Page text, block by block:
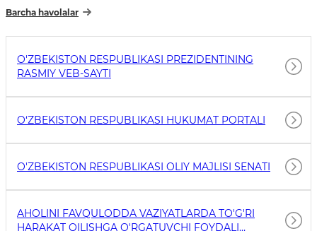
Barcha havolalar
O'ZBEKISTON RESPUBLIKASI PREZIDENTINING
RASMIY VEB-SAYTI
O‘ZBEKISTON RESPUBLIKASI HUKUMAT PORTALI
O'ZBEKISTON RESPUBLIKASI OLIY MAJLISI SENATI
AHOLINI FAVQULODDA VAZIYATLARDA TO'G'RI
HARAKAT QILISHGA O'RGATUVCHI FOYDALI